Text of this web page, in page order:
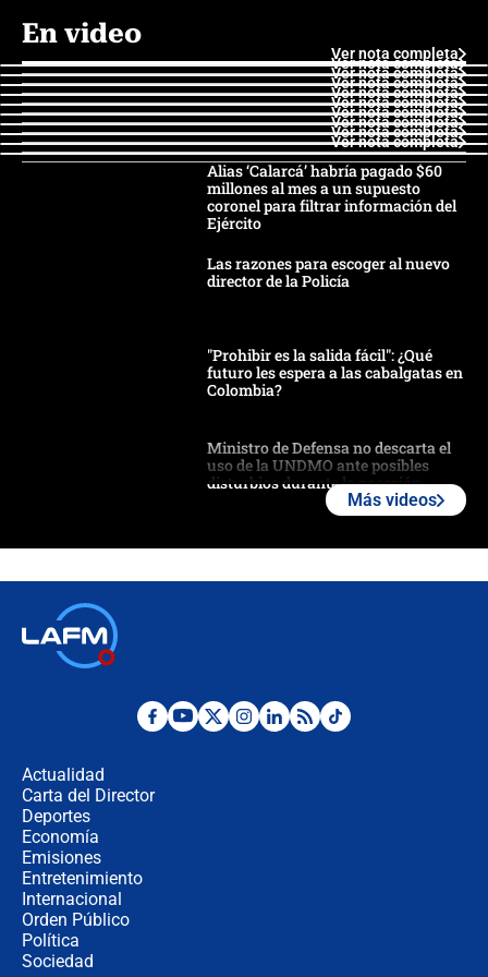
En video
Ver nota completa
Ver nota completa
Ver nota completa
Ver nota completa
Ver nota completa
Ver nota completa
Ver nota completa
Ver nota completa
Ver nota completa
Ver nota completa
Alias ‘Calarcá’ habría pagado $60
millones al mes a un supuesto
coronel para filtrar información del
Ejército
Las razones para escoger al nuevo
director de la Policía
"Prohibir es la salida fácil": ¿Qué
futuro les espera a las cabalgatas en
Colombia?
Ministro de Defensa no descarta el
uso de la UNDMO ante posibles
disturbios durante la posesión
Las seis de las 6 con Juan Lozano |
Más videos
Actualidad
Carta del Director
Deportes
Economía
Emisiones
Entretenimiento
Internacional
Orden Público
Política
Sociedad